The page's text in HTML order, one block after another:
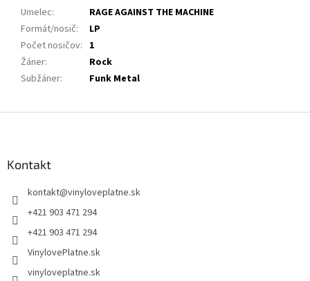
Umelec:
RAGE AGAINST THE MACHINE
Formát/nosič:
LP
Počet nosičov: 1
Žáner:
Rock
Subžáner: Funk Metal
Kontakt
kontakt@vinyloveplatne.sk
+421 903 471 294
+421 903 471 294
VinylovePlatne.sk
vinyloveplatne.sk